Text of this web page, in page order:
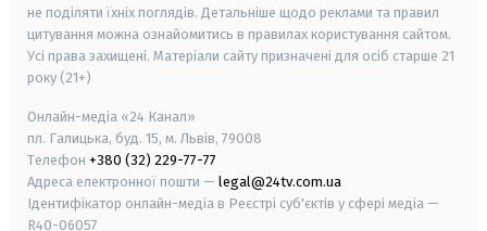
не поділяти їхніх поглядів. Детальніше щодо реклами та правил
цитування можна ознайомитись в правилах користування сайтом.
Усі права захищені. Матеріали сайту призначені для осіб старше 21
року (21+)
Онлайн-медіа «24 Канал»
пл. Галицька, буд. 15, м. Львів, 79008
Телефон +380 (32) 229-77-77
Адреса електронної пошти — legal@24tv.com.ua
Ідентифікатор онлайн-медіа в Реєстрі суб'єктів у сфері медіа —
R40-06057